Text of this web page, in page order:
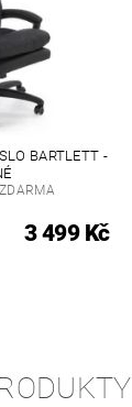
BARTLETT -
3 499 Kč